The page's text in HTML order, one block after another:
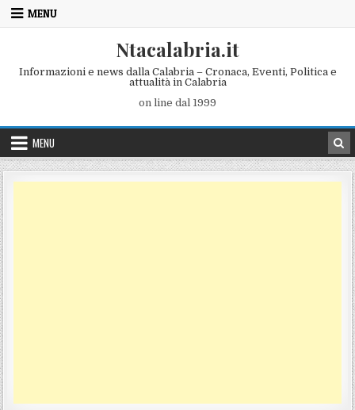
Skip to content
MENU
Ntacalabria.it
Informazioni e news dalla Calabria – Cronaca, Eventi, Politica e
attualità in Calabria
on line dal 1999
MENU